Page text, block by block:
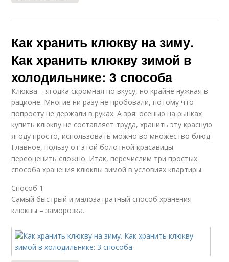
Как хранить клюкву на зиму.
Как хранить клюкву зимой в
холодильнике: 3 способа
Клюква – ягодка скромная по вкусу, но крайне нужная в
рационе. Многие ни разу не пробовали, потому что
попросту не держали в руках. А зря: осенью на рынках
купить клюкву не составляет труда, хранить эту красную
ягоду просто, использовать можно во множество блюд.
Главное, пользу от этой болотной красавицы
переоценить сложно. Итак, перечислим три простых
способа хранения клюквы зимой в условиях квартиры.
Способ 1
Самый быстрый и малозатратный способ хранения
клюквы – заморозка.